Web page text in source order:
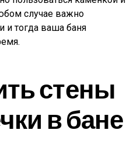
случае важно
и тогда ваша баня
стены
в бане